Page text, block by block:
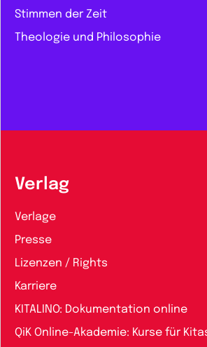
Stimmen der Zeit
Theologie und Philosophie
Verlag
Verlage
Presse
Lizenzen / Rights
Karriere
KITALINO: Dokumentation online
QiK Online-Akademie: Kurse für